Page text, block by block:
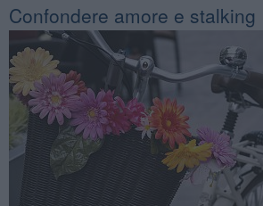
​Confondere amore e stalking